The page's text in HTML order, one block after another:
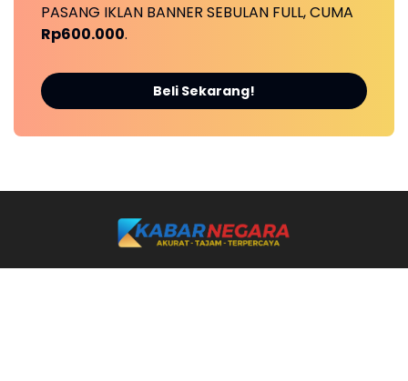
PASANG IKLAN BANNER SEBULAN FULL, CUMA
Rp600.000.
Beli Sekarang!